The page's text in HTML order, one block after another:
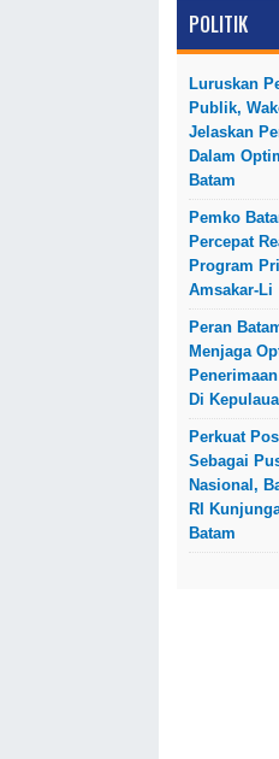
POLITIK
Luruskan
Publik,
Jelaskan
Dalam
Batam
Pemko
Percepat
Program
Amsakar-Li
Peran
Menjaga
Di
Perkuat
Sebagai
Nasional,
RI
Batam